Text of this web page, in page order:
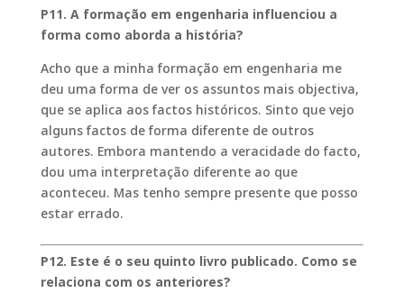
P11. A formação em engenharia influenciou a
forma como aborda a história?
Acho que a minha formação em engenharia me
deu uma forma de ver os assuntos mais objectiva,
que se aplica aos factos históricos. Sinto que vejo
alguns factos de forma diferente de outros
autores. Embora mantendo a veracidade do facto,
dou uma interpretação diferente ao que
aconteceu. Mas tenho sempre presente que posso
estar errado.
P12. Este é o seu quinto livro publicado. Como se
relaciona com os anteriores?